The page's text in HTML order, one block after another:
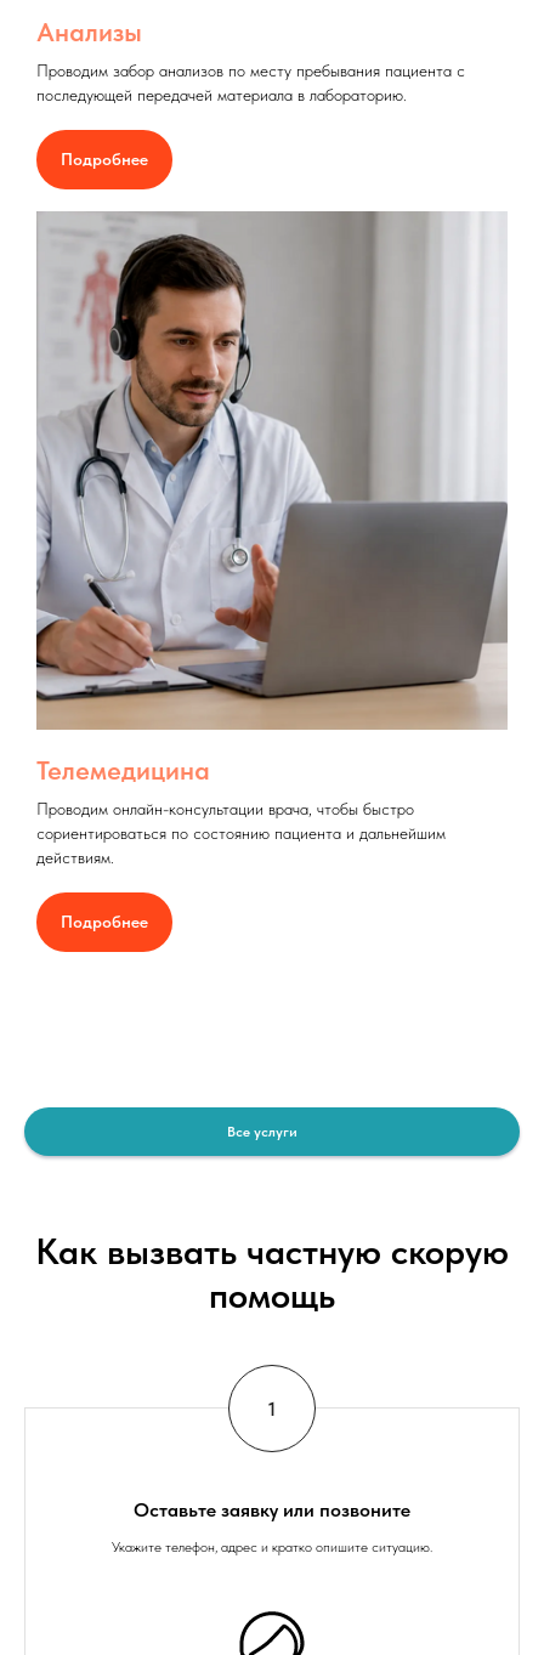
Анализы
Проводим забор анализов по месту пребывания пациента с
последующей передачей материала в лабораторию.
Подробнее
Телемедицина
Проводим онлайн-консультации врача, чтобы быстро
сориентироваться по состоянию пациента и дальнейшим
действиям.
Подробнее
Все услуги
Как вызвать частную скорую
помощь
Оставьте заявку или позвоните
Укажите телефон, адрес и кратко опишите ситуацию.